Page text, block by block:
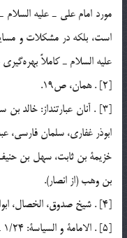
مورد امام علي ـ عليه
است، بلكه در مشكلات و
عليه السلام ـ كاملاً بهره‌گيري مي‌شد.[1] . الامامة
[2] . همان، ص19.
[3] . آنان عبارتنداز: خالد
ابوذر غفاري، سلمان فارسي،
خزيمة بن ثابت، سهل بن حنيف،
بن وهب (از انصار).
[4] . شيخ صدوق، الخصال، ابواب اثني عشر، حديث 4.
[5] . الامامة و السياسة: 1/24 ـ 25.